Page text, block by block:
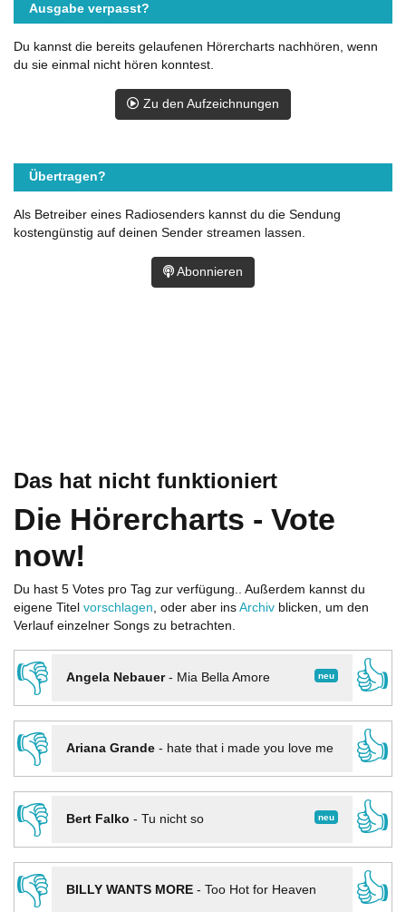
Das hat nicht funktioniert
Die Hörercharts - Vote
now!
Du hast 5 Votes pro Tag zur verfügung.. Außerdem kannst du
eigene Titel vorschlagen, oder aber ins Archiv blicken, um den
Verlauf einzelner Songs zu betrachten.
👎 neu
Angela Nebauer- Mia Bella Amore
👍
👎
Ariana Grande- hate that i made you love me
👍
👎
neu
Bert Falko - Tu nicht so
👍
👎
BILLY WANTS MORE- Too Hot for Heaven
👍
Ausgabe verpasst?
Du kannst die bereits gelaufenen Hörercharts nachhören, wenn
du sie einmal nicht hören konntest.
Zu den Aufzeichnungen
Übertragen?
Als Betreiber eines Radiosenders kannst du die Sendung
kostengünstig auf deinen Sender streamen lassen.
Abonnieren